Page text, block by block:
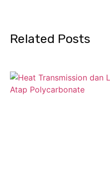
Related Posts